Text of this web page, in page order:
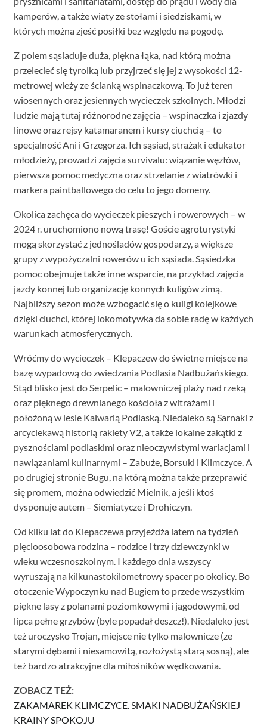
kamperów, a także wiaty ze stołami i siedziskami, w
których można zjeść posiłki bez względu na pogodę.
Z polem sąsiaduje duża, piękna łąka, nad którą można
przelecieć się tyrolką lub przyjrzeć się jej z wysokości 12-
metrowej wieży ze ścianką wspinaczkową. To już teren
wiosennych oraz jesiennych wycieczek szkolnych. Młodzi
ludzie mają tutaj różnorodne zajęcia – wspinaczka i zjazdy
linowe oraz rejsy katamaranem i kursy ciuchcią – to
specjalność Ani i Grzegorza. Ich sąsiad, strażak i edukator
młodzieży, prowadzi zajęcia survivalu: wiązanie węzłów,
pierwsza pomoc medyczna oraz strzelanie z wiatrówki i
markera paintballowego do celu to jego domeny.
Okolica zachęca do wycieczek pieszych i rowerowych – w
2024 r. uruchomiono nową trasę! Goście agroturystyki
mogą skorzystać z jednośladów gospodarzy, a większe
grupy z wypożyczalni rowerów u ich sąsiada. Sąsiedzka
pomoc obejmuje także inne wsparcie, na przykład zajęcia
jazdy konnej lub organizację konnych kuligów zimą.
Najbliższy sezon może wzbogacić się o kuligi kolejkowe
dzięki ciuchci, której lokomotywka da sobie radę w każdych
warunkach atmosferycznych.
Wróćmy do wycieczek – Klepaczew do świetne miejsce na
bazę wypadową do zwiedzania Podlasia Nadbużańskiego.
Stąd blisko jest do Serpelic – malowniczej plaży nad rzeką
oraz pięknego drewnianego kościoła z witrażami i
położoną w lesie Kalwarią Podlaską. Niedaleko są Sarnaki z
arcyciekawą historią rakiety V2, a także lokalne zakątki z
pysznościami podlaskimi oraz nieoczywistymi wariacjami i
nawiązaniami kulinarnymi – Zabuże, Borsuki i Klimczyce. A
po drugiej stronie Bugu, na którą można także przeprawić
się promem, można odwiedzić Mielnik, a jeśli ktoś
dysponuje autem – Siemiatycze i Drohiczyn.
Od kilku lat do Klepaczewa przyjeżdża latem na tydzień
pięcioosobowa rodzina – rodzice i trzy dziewczynki w
wieku wczesnoszkolnym. I każdego dnia wszyscy
wyruszają na kilkunastokilometrowy spacer po okolicy. Bo
otoczenie Wypoczynku nad Bugiem to przede wszystkim
piękne lasy z polanami poziomkowymi i jagodowymi, od
lipca pełne grzybów (byle popadał deszcz!). Niedaleko jest
też uroczysko Trojan, miejsce nie tylko malownicze (ze
starymi dębami i niesamowitą, rozłożystą starą sosną), ale
też bardzo atrakcyjne dla miłośników wędkowania.
ZOBACZ TEŻ:
ZAKAMAREK KLIMCZYCE. SMAKI NADBUŻAŃSKIEJ
KRAINY SPOKOJU